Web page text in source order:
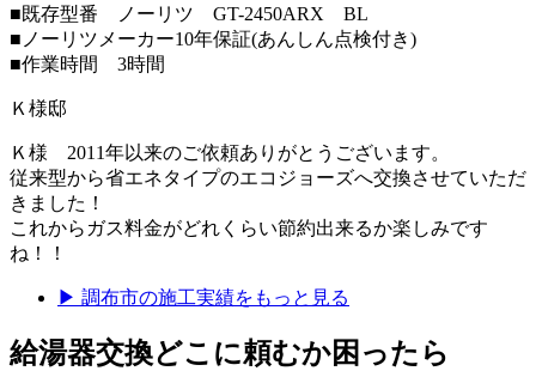
■既存型番 ノーリツ GT-2450ARX BL
■ノーリツメーカー10年保証(あんしん点検付き)
■作業時間 3時間
Ｋ様邸
Ｋ様 2011年以来のご依頼ありがとうございます。
従来型から省エネタイプのエコジョーズへ交換させていただ
きました！
これからガス料金がどれくらい節約出来るか楽しみです
ね！！
▶ 調布市の施工実績をもっと見る
給湯器交換どこに頼むか困ったら